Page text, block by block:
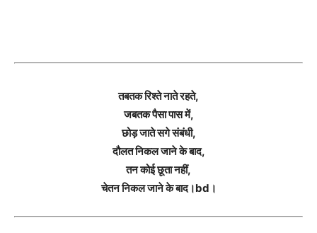
तबतक रिश्ते नाते रहते,
जबतक पैसा पास में,
छोड़ जाते सगे संबंधी,
दौलत निकल जाने के बाद,
तन कोई छूता नहीं,
चेतन निकल जाने के बाद।bd।